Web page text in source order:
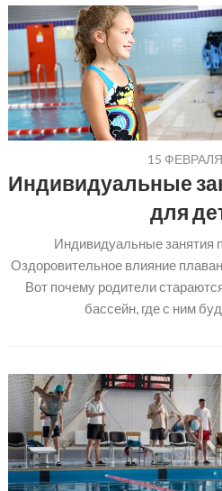
15
Индивидуальные
для
Индивидуальные занятия
Оздоровительное влияние
Вот почему родители
бассейн, где с ним